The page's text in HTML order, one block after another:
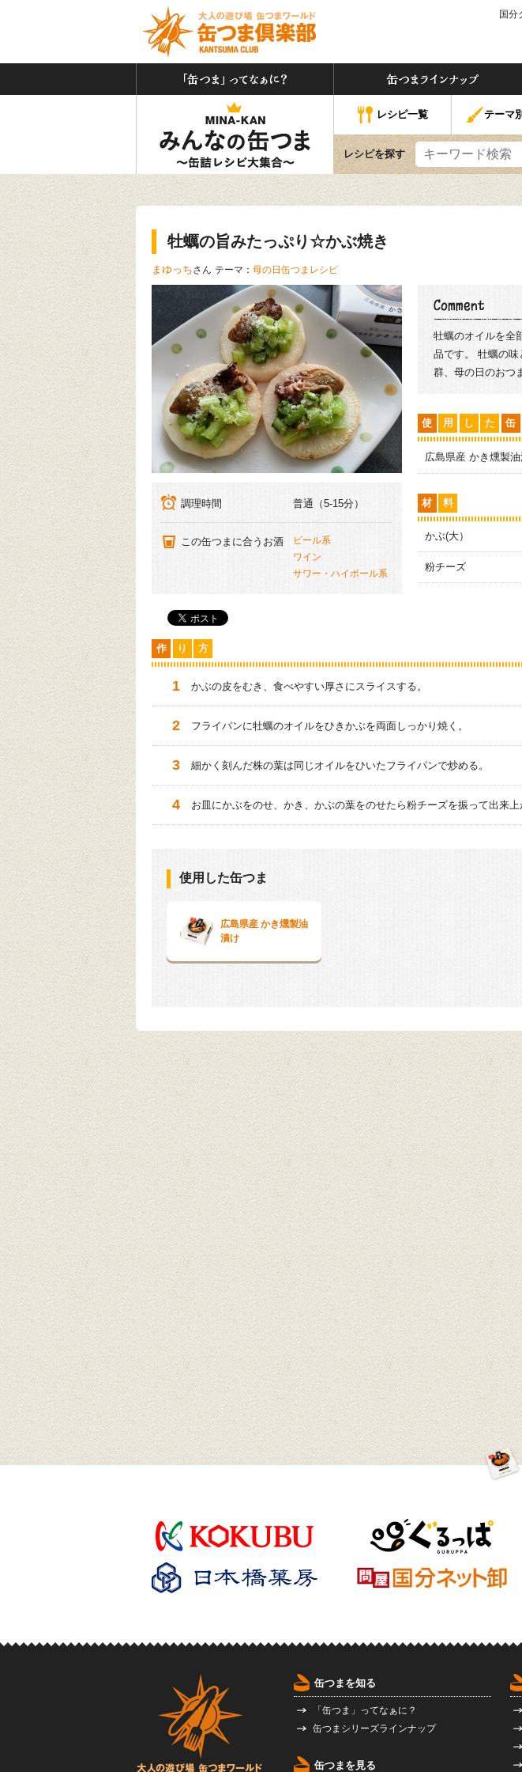
国分
「缶つま」ってなぁに？
みんなの缶つま
レシピ一覧
テーマ
レシピを探す
牡蠣の旨みたっぷり☆かぶ焼き
まゆっちさん テーマ： 母の日缶つまレシピ
調理時間 普通（5-15分）
この缶つまに合うお酒
ビール系
ワイン
サワー・ハイボール系
牡蠣のオイルを全
品です。 牡蠣の
群、母の日のおつ
使 用 し た 缶
広島県産 かき燻製油
材 料
かぶ(大）
粉チーズ
作 り 方
かぶの皮をむき、食べやすい厚さにスライスする。
フライパンに牡蠣のオイルをひきかぶを両面しっかり焼く。
細かく刻んだ株の葉は同じオイルをひいたフライパンで炒める。
お皿にかぶをのせ、かき、かぶの葉をのせたら粉チーズを振って出来上
使用した缶つま
広島県産 かき燻製油
漬け
缶つまを知る
「缶つま」ってなぁに？
缶つまシリーズラインナップ
缶つまを見る